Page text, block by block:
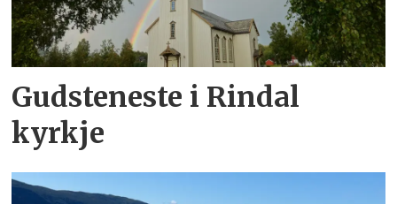
Gudsteneste i Rindal
kyrkje